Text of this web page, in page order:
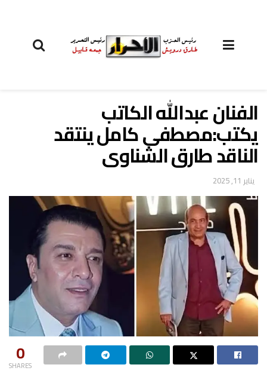
الفنان عبدالله الكاتب
يكتب:مصطفى كامل ينتقد
الناقد طارق الشناوى
يناير 11, 2025
0
SHARES